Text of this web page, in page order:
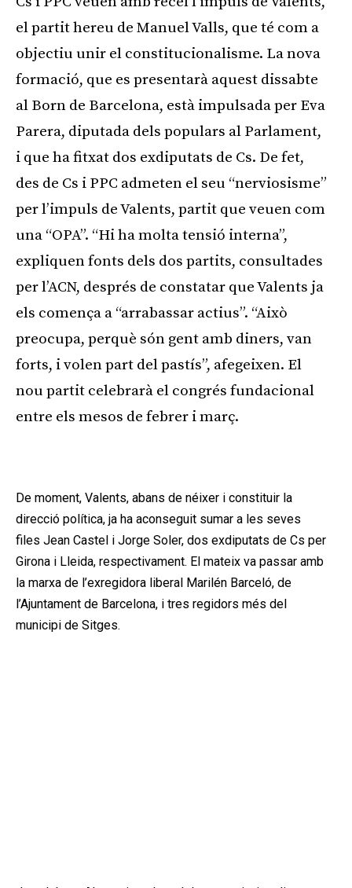
el partit hereu de Manuel Valls, que té com a
objectiu unir el constitucionalisme. La nova
formació, que es presentarà aquest dissabte
al Born de Barcelona, està impulsada per Eva
Parera, diputada dels populars al Parlament,
i que ha fitxat dos exdiputats de Cs. De fet,
des de Cs i PPC admeten el seu “nerviosisme”
per l’impuls de Valents, partit que veuen com
una “OPA”. “Hi ha molta tensió interna”,
expliquen fonts dels dos partits, consultades
per l’ACN, després de constatar que Valents ja
els comença a “arrabassar actius”. “Això
preocupa, perquè són gent amb diners, van
forts, i volen part del pastís”, afegeixen. El
nou partit celebrarà el congrés fundacional
entre els mesos de febrer i març.
De moment, Valents, abans de néixer i constituir la
direcció política, ja ha aconseguit sumar a les seves
files Jean Castel i Jorge Soler, dos exdiputats de Cs per
Girona i Lleida, respectivament. El mateix va passar amb
la marxa de l’exregidora liberal Marilén Barceló, de
l’Ajuntament de Barcelona, i tres regidors més del
municipi de Sitges.